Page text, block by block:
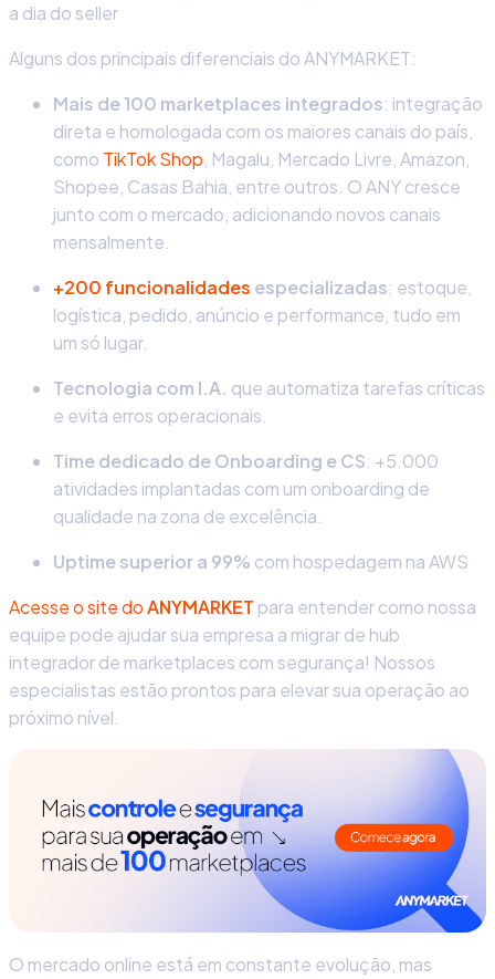
a dia do seller
Alguns dos principais diferenciais do ANYMARKET:
Mais de 100 marketplaces integrados: integração
direta e homologada com os maiores canais do país,
como TikTok Shop, Magalu, Mercado Livre, Amazon,
Shopee, Casas Bahia, entre outros. O ANY cresce
junto com o mercado, adicionando novos canais
mensalmente.
+200 funcionalidades especializadas: estoque,
logística, pedido, anúncio e performance, tudo em
um só lugar.
Tecnologia com I.A. que automatiza tarefas críticas
e evita erros operacionais.
Time dedicado de Onboarding e CS: +5.000
atividades implantadas com um onboarding de
qualidade na zona de excelência.
Uptime superior a 99% com hospedagem na AWS
Acesse o site doANYMARKET para entender como nossa
equipe pode ajudar sua empresa a migrar de hub
integrador de marketplaces com segurança! Nossos
especialistas estão prontos para elevar sua operação ao
próximo nível.
O mercado online está em constante evolução, mas